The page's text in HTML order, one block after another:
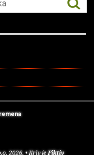
2026. • Kriv jeFiktiv